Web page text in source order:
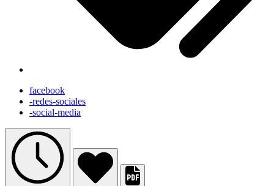
facebook
-redes-sociales
-social-media